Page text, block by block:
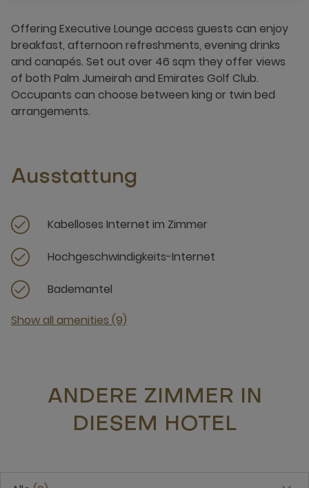
Offering Executive Lounge access guests can enjoy
breakfast, afternoon refreshments, evening drinks
and canapés. Set out over 46 sqm they offer views
of both Palm Jumeirah and Emirates Golf Club.
Occupants can choose between king or twin bed
arrangements.
Ausstattung
Kabelloses Internet im Zimmer
Hochgeschwindigkeits-Internet
Bademantel
Show all amenities (9)
ANDERE ZIMMER IN
DIESEM HOTEL